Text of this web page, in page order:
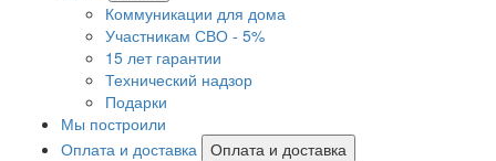
Коммуникации для дома
Участникам СВО - 5%
15 лет гарантии
Технический надзор
Подарки
Мы построили
Оплата и доставка
Оплата и доставка